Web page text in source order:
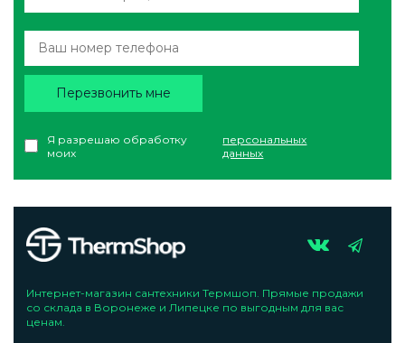
Я разрешаю обработку
моих
персональных
данных
Перезвонить мне
Интернет-магазин сантехники Термшоп. Прямые продажи
со склада в Воронеже и Липецке по выгодным для вас
ценам.